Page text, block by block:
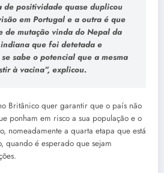
de positividade quase duplicou
em Portugal e a outra é que
de mutação vinda do Nepal da
que foi detetada e
sabe o potencial que a mesma
à vacina”, explicou.
Britânico quer garantir que o país não
ponham em risco a sua população e o
nomeadamente a quarta etapa que está
quando é esperado que sejam